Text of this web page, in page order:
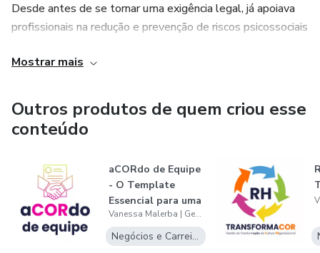
Desde antes de se tornar uma exigência legal, já apoiava
profissionais na redução e prevenção de riscos psicossociais
firmemente que a saúde mental no ambiente de trabalho
para o sucesso dos negócios.
Minha missão é transformar espaços caóticos em locais
possam trabalhar com propósito e satisfação, sem abrir
mão da qualidade de vida. Por meio da minha metodologia
Gestão com COR, que combina Controle, Organização e
Resultados, ensino ferramentas práticas que eliminam a
sobrecarga de trabalho, reduzem horas extras e promovem
Mostrar mais
Outros produtos de quem criou esse
conteúdo
aCORdo de Equipe
- O Template
Essencial para uma
Equipe Alin...
Vanessa Malerba | Gestão com COR
Negócios e Carreira